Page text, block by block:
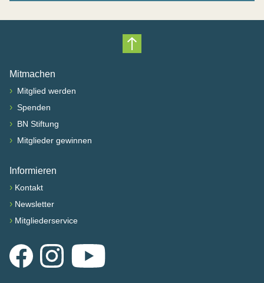
Nach oben scrollen
Mitmachen
› Mitglied werden
› Spenden
› BN Stiftung
› Mitglieder gewinnen
Informieren
› Kontakt
› Newsletter
› Mitgliederservice
FacebookInstagramYouTube